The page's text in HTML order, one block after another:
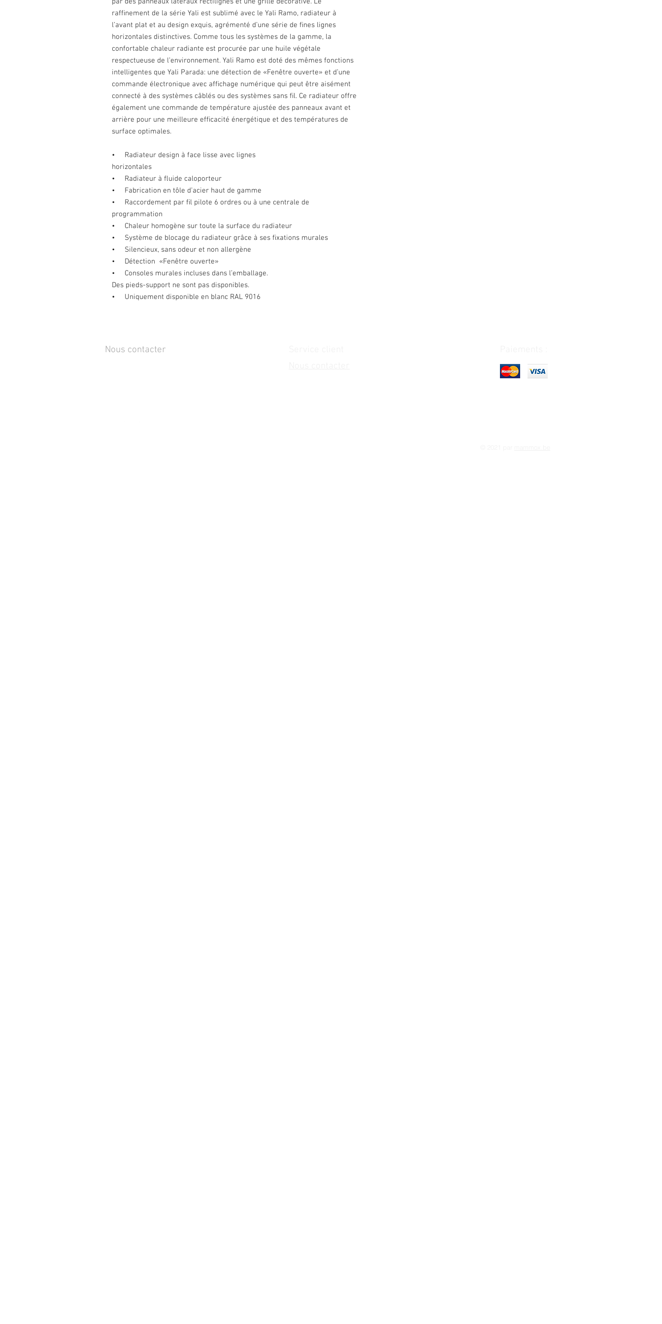
rafﬁnement de la série Yali est sublimé avec le Yali Ramo, radiateur à
l’avant plat et au design exquis, agrémenté d’une série de ﬁnes lignes
horizontales distinctives. Comme tous les systèmes de la gamme, la
confortable chaleur radiante est procurée par une huile végétale
respectueuse de l’environnement. Yali Ramo est doté des mêmes fonctions
intelligentes que Yali Parada: une détection de «Fenêtre ouverte» et d’une
commande électronique avec afﬁchage numérique qui peut être aisément
connecté à des systèmes câblés ou des systèmes sans ﬁl. Ce radiateur offre
également une commande de température ajustée des panneaux avant et
arrière pour une meilleure efﬁcacité énergétique et des températures de
surface optimales.
• Radiateur design à face lisse avec lignes
horizontales
• Radiateur à ﬂuide caloporteur
• Fabrication en tôle d’acier haut de gamme
• Raccordement par ﬁl pilote 6 ordres ou à une centrale de
programmation
• Chaleur homogène sur toute la surface du radiateur
• Système de blocage du radiateur grâce à ses ﬁxations murales
• Silencieux, sans odeur et non allergène
• Détection «Fenêtre ouverte»
• Consoles murales incluses dans l’emballage.
Des pieds-support ne sont pas disponibles.
• Uniquement disponible en blanc RAL 9016
Nous contacter